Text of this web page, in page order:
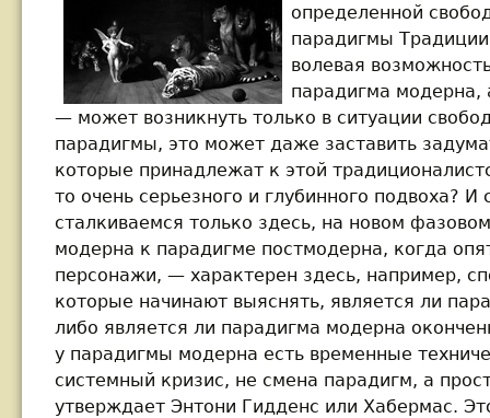
определенной
парадигмы
волевая
парадигма модерна,
— может возникнуть только в ситуации
парадигмы, это может даже заставить
которые принадлежат к этой
то очень серьезного и глубинного подвоха?
сталкиваемся только здесь, на новом
модерна к парадигме постмодерна, когда
персонажи, — характерен здесь, например,
которые начинают выяснять, является ли
либо является ли парадигма модерна
у парадигмы модерна есть временные
системный кризис, не смена парадигм, а
утверждает Энтони Гидденс или Хабермас.